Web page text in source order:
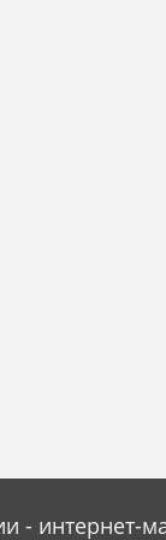
- интернет-